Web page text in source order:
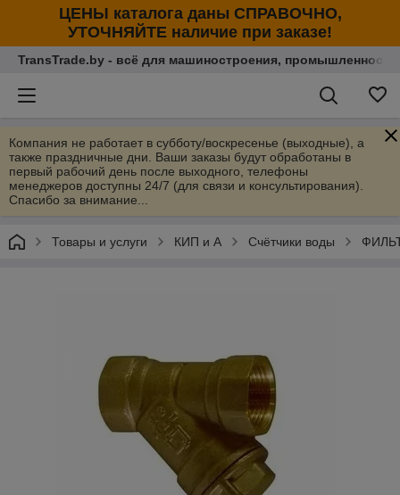
ЦЕНЫ каталога даны СПРАВОЧНО,
УТОЧНЯЙТЕ наличие при заказе!
TransTrade.by - всё для машиностроения,
Компания не работает в субботу/воскресенье (выходные), а
также праздничные дни. Ваши заказы будут обработаны в
первый рабочий день после выходного, телефоны
менеджеров доступны 24/7 (для связи и консультирования).
Спасибо за внимание...
Товары и услуги КИП и А Счётчики воды